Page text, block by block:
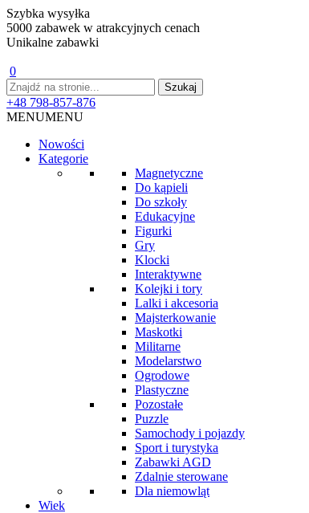
Szybka wysyłka
5000 zabawek w atrakcyjnych cenach
Unikalne zabawki
0
+48 798-857-876
MENUMENU
Nowości
Kategorie
Magnetyczne
Do kąpieli
Do szkoły
Edukacyjne
Figurki
Gry
Klocki
Interaktywne
Kolejki i tory
Lalki i akcesoria
Majsterkowanie
Maskotki
Militarne
Modelarstwo
Ogrodowe
Plastyczne
Pozostałe
Puzzle
Samochody i pojazdy
Sport i turystyka
Zabawki AGD
Zdalnie sterowane
Dla niemowląt
Wiek